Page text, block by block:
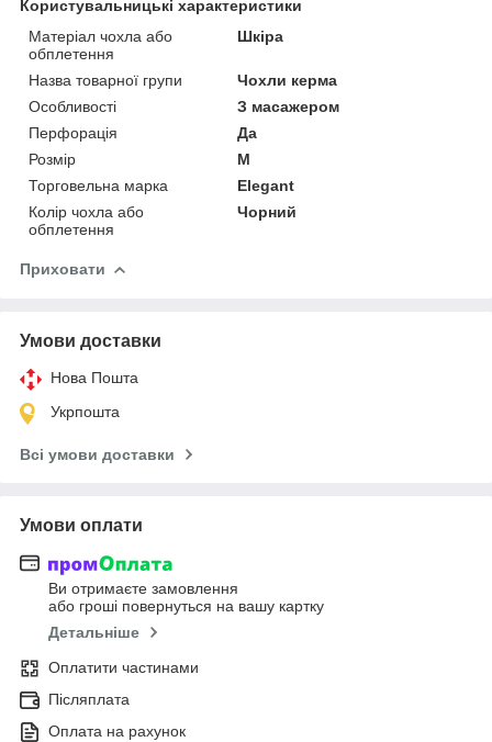
Користувальницькі характеристики
Матеріал чохла або
обплетення
Шкіра
Назва товарної групи
Чохли керма
Особливості
З масажером
Перфорація
Да
Розмір
М
Торговельна марка
Elegant
Колір чохла або
обплетення
Чорний
Приховати
Умови доставки
Нова Пошта
Укрпошта
Всі умови доставки
Умови оплати
Ви отримаєте замовлення
або гроші повернуться на вашу картку
Детальніше
Оплатити частинами
Післяплата
Оплата на рахунок